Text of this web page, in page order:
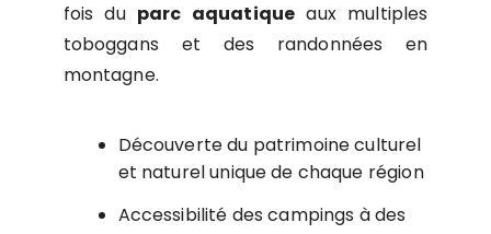
fois du parc aquatique aux multiples
toboggans et des randonnées en
montagne.
Découverte du patrimoine culturel
et naturel unique de chaque région
Accessibilité des campings à des